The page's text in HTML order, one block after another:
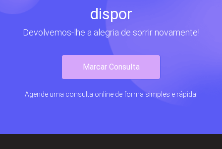
dispor
Devolvemos-lhe a alegria de sorrir novamente!
Marcar Consulta
Agende uma consulta online de forma simples e rápida!